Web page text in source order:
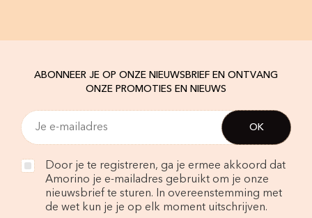
ABONNEER JE OP ONZE NIEUWSBRIEF EN ONTVANG
ONZE PROMOTIES EN NIEUWS
Door je te registreren, ga je ermee akkoord dat
Amorino je e-mailadres gebruikt om je onze
nieuwsbrief te sturen. In overeenstemming met
de wet kun je je op elk moment uitschrijven.